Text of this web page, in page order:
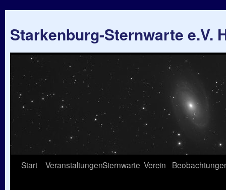
Starkenburg-Sternwarte e.V.
Springe
Start VeranstaltungenSternwarte Verein